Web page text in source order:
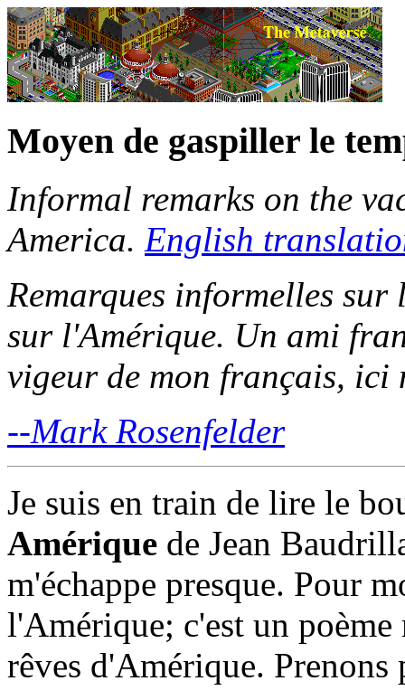
Moyen de gaspiller le
Informal remarks on the
America. English
Remarques informelles
sur l'Amérique. Un ami
vigeur de mon français, ici
--Mark Rosenfelder
Je suis en train de lire le
Amérique de Jean
m'échappe presque. Pour
l'Amérique; c'est un
rêves d'Amérique.